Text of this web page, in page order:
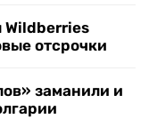
Wildberries
отсрочки
заманили и